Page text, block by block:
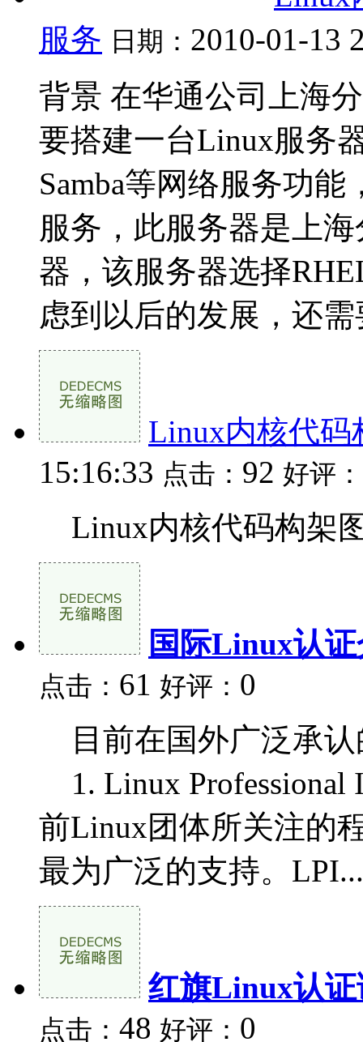
服务 日期： 2010-01-13
背景 在华通公司上海
要搭建一台Linux服务
Samba等网络服务功
服务，此服务器是上
器，该服务器选择
虑到以后的发展，还需
Linux内核代码
15:16:33 点击： 92 好评：
Linux内核代码构架
国际Linux认
点击： 61 好评： 0
目前在国外广泛承认
1. Linux
前Linux团体所关注的
最为广泛的支持。LPI...
红旗Linux认证
点击： 48 好评： 0